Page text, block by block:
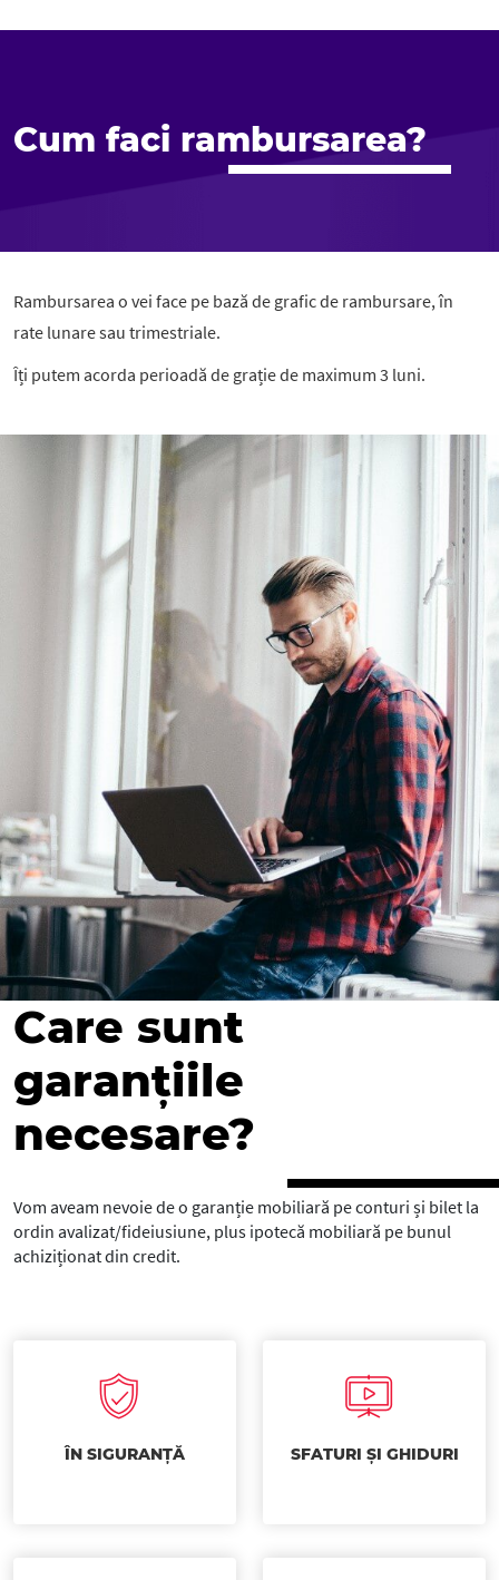
Cum faci rambursarea?
Rambursarea o vei face pe bază de grafic de rambursare, în
rate lunare sau trimestriale.
Îți putem acorda perioadă de grație de maximum 3 luni.
Care sunt
garanțiile
necesare?
Vom aveam nevoie de o garanție mobiliară pe conturi și bilet la
ordin avalizat/fideiusiune, plus ipotecă mobiliară pe bunul
achiziționat din credit.
ÎN SIGURANȚĂ SFATURI ȘI GHIDURI